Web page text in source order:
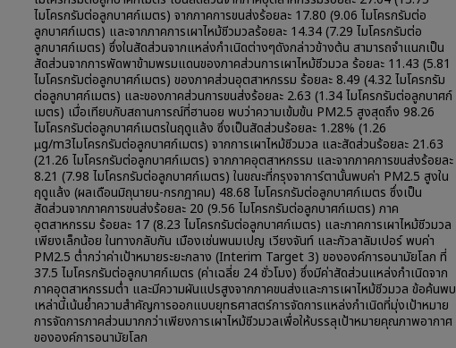
ไมโครกรัมต่อลูกบาศก์เมตร) จากภาคการขนส่งร้อยละ 17.80 (9.06 ไมโครกรัมต่อ
ลูกบาศก์เมตร) และจากภาคการเผาไหม้ชีวมวลร้อยละ 14.34 (7.29 ไมโครกรัมต่อ
ลูกบาศก์เมตร) ซึ่งในสัดส่วนจากแหล่งกำเนิดต่างๆดังกล่าวข้างต้น สามารถจำแนกเป็น
สัดส่วนจากการพัดพาข้ามพรมแดนของภาคส่วนการเผาไหม้ชีวมวล ร้อยละ 11.43 (5.81
ไมโครกรัมต่อลูกบาศก์เมตร) ของภาคส่วนอุตสาหกรรม ร้อยละ 8.49 (4.32 ไมโครกรัม
ต่อลูกบาศก์เมตร) และของภาคส่วนการขนส่งร้อยละ 2.63 (1.34 ไมโครกรัมต่อลูกบาศก์
เมตร) เมื่อเทียบกับสถานการณ์ที่ฮานอย พบว่าความเข้มข้น PM2.5 สูงสุดถึง 98.26
ไมโครกรัมต่อลูกบาศก์เมตรในฤดูแล้ง ซึ่งเป็นสัดส่วนร้อยละ 1.28% (1.26
µg/m3ไมโครกรัมต่อลูกบาศก์เมตร) จากการเผาไหม้ชีวมวล และสัดส่วนร้อยละ 21.63
(21.26 ไมโครกรัมต่อลูกบาศก์เมตร) จากภาคอุตสาหกรรม และจากภาคการขนส่งร้อยละ
8.21 (7.98 ไมโครกรัมต่อลูกบาศก์เมตร) ในขณะที่กรุงจาการ์ตานั้นพบค่า PM2.5 สูงใน
ฤดูแล้ง (ผลเดือนมิถุนายน-กรกฎาคม) 48.68 ไมโครกรัมต่อลูกบาศก์เมตร ซึ่งเป็น
สัดส่วนจากภาคการขนส่งร้อยละ 20 (9.56 ไมโครกรัมต่อลูกบาศก์เมตร) ภาค
อุตสาหกรรม ร้อยละ 17 (8.23 ไมโครกรัมต่อลูกบาศก์เมตร) และภาคการเผาไหม้ชีวมวล
เพียงเล็กน้อย ในทางกลับกัน เมืองเช่นพนมเปญ เวียงจันท์ และกัวลาลัมเปอร์ พบค่า
PM2.5 ต่ำกว่าค่าเป้าหมายระยะกลาง (Interim Target 3) ขององค์การอนามัยโลก ที่
37.5 ไมโครกรัมต่อลูกบาศก์เมตร (ค่าเฉลี่ย 24 ชั่วโมง) ซึ่งมีค่าสัดส่วนแหล่งกำเนิดจาก
ภาคอุตสาหกรรมต่ำ และมีความผันแปรสูงจากภาคขนส่งและการเผาไหม้ชีวมวล ข้อค้นพบ
เหล่านี้เน้นย้ำความสำคัญการออกแบบยุทธศาสตร์การจัดการแหล่งกำเนิดที่มุ่งเป้าหมาย
การจัดการภาคส่วนมากกว่าเพียงการเผาไหม้ชีวมวลเพื่อให้บรรลุเป้าหมายคุณภาพอากาศ
ขององค์การอนามัยโลก